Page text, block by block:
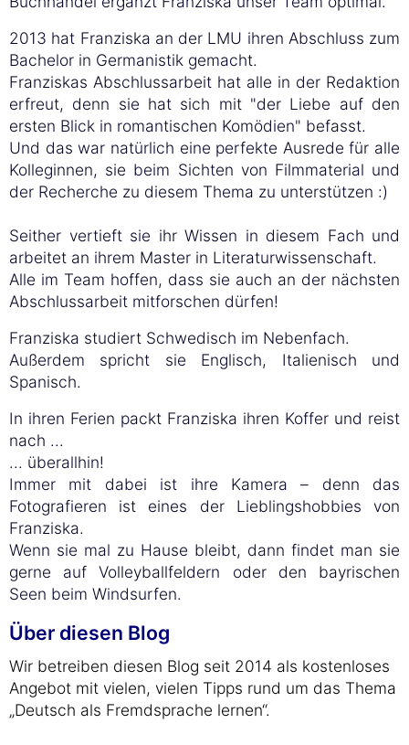
2013 hat Franziska an der LMU ihren Abschluss zum
Bachelor in Germanistik gemacht.
Franziskas Abschlussarbeit hat alle in der Redaktion
erfreut, denn sie hat sich mit "der Liebe auf den
ersten Blick in romantischen Komödien" befasst.
Und das war natürlich eine perfekte Ausrede für alle
Kolleginnen, sie beim Sichten von Filmmaterial und
der Recherche zu diesem Thema zu unterstützen :)
Seither vertieft sie ihr Wissen in diesem Fach und
arbeitet an ihrem Master in Literaturwissenschaft.
Alle im Team hoffen, dass sie auch an der nächsten
Abschlussarbeit mitforschen dürfen!
Franziska studiert Schwedisch im Nebenfach.
Außerdem spricht sie Englisch, Italienisch und
Spanisch.
In ihren Ferien packt Franziska ihren Koffer und reist
nach ...
... überallhin!
Immer mit dabei ist ihre Kamera – denn das
Fotografieren ist eines der Lieblingshobbies von
Franziska.
Wenn sie mal zu Hause bleibt, dann findet man sie
gerne auf Volleyballfeldern oder den bayrischen
Seen beim Windsurfen.
Über diesen Blog
Wir betreiben diesen Blog seit 2014 als kostenloses
Angebot mit vielen, vielen Tipps rund um das Thema
„Deutsch als Fremdsprache lernen“.